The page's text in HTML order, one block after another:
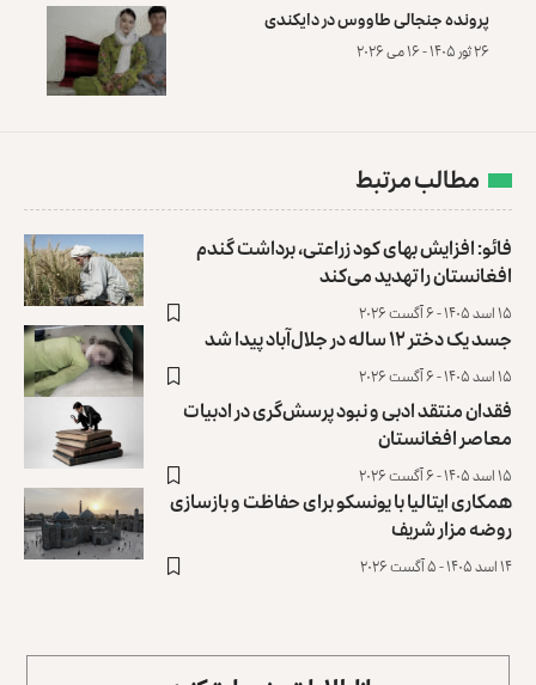
پرونده‌ جنجالی طاووس در دایکندی
۲۶ ثور ۱۴۰۵ - ۱۶ می ۲۰۲۶
مطالب مرتبط
فائو: افزایش بهای کود زراعتی، برداشت گندم
افغانستان را تهدید می‌کند
۱۵ اسد ۱۴۰۵ - ۶ آگست ۲۰۲۶
جسد یک دختر ۱۲ ساله در جلال‌آباد پیدا شد
۱۵ اسد ۱۴۰۵ - ۶ آگست ۲۰۲۶
فقدان منتقد ادبی و نبود پرسش‌گری در ادبیات
معاصر افغانستان
۱۵ اسد ۱۴۰۵ - ۶ آگست ۲۰۲۶
همکاری ایتالیا با یونسکو برای حفاظت و بازسازی
روضه مزار شریف ‏
۱۴ اسد ۱۴۰۵ - ۵ آگست ۲۰۲۶